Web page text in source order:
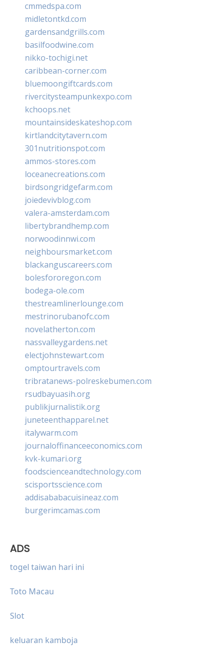
cmmedspa.com
midletontkd.com
gardensandgrills.com
basilfoodwine.com
nikko-tochigi.net
caribbean-corner.com
bluemoongiftcards.com
rivercitysteampunkexpo.com
kchoops.net
mountainsideskateshop.com
kirtlandcitytavern.com
301nutritionspot.com
ammos-stores.com
loceanecreations.com
birdsongridgefarm.com
joiedevivblog.com
valera-amsterdam.com
libertybrandhemp.com
norwoodinnwi.com
neighboursmarket.com
blackanguscareers.com
bolesfororegon.com
bodega-ole.com
thestreamlinerlounge.com
mestrinorubanofc.com
novelatherton.com
nassvalleygardens.net
electjohnstewart.com
omptourtravels.com
tribratanews-polreskebumen.com
rsudbayuasih.org
publikjurnalistik.org
juneteenthapparel.net
italywarm.com
journaloffinanceeconomics.com
kvk-kumari.org
foodscienceandtechnology.com
scisportsscience.com
addisababacuisineaz.com
burgerimcamas.com
ADS
togel taiwan hari ini
Toto Macau
Slot
keluaran kamboja